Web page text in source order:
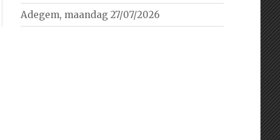
Adegem, maandag 27/07/2026